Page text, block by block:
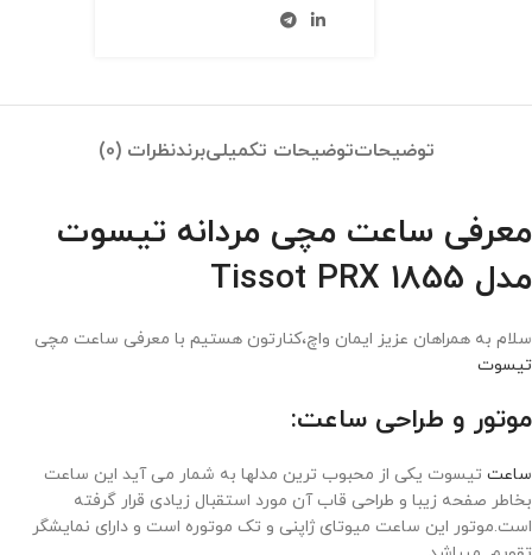
توضیحاتتوضیحات تکمیلیبرندنظرات (0)
معرفی ساعت مچی مردانه تیسوت
مدل Tissot PRX 1855
سلام به همراهان عزیز ایمان واچ،کنارتون هستیم با معرفی ساعت مچی
تیسوت
موتور و طراحی ساعت:
ساعت تیسوت یکی از محبوب ترین مدلها به شمار می آید این ساعت
بخاطر صفحه زیبا و طراحی قاب آن مورد استقبال زیادی قرار گرفته
است.موتور این ساعت میوتای ژاپنی و تک موتوره است و دارای نمایشگر